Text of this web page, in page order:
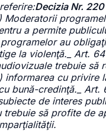
Decizia Nr.
Moderatorii
a permite
au
la violenţă._ Art.
trebuie să
cu privire
bună-credinţă._
de interes
să profite de